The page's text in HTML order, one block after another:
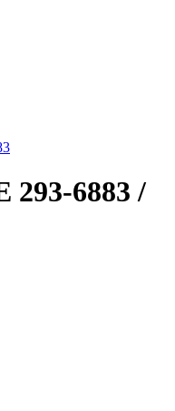
6883 /